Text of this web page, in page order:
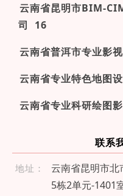
云南省昆明市BIM-
司 16
云南省普洱市专业影
云南省专业特色地图
云南省专业科研绘图
联系
地址：
云南省昆明市北
5栋2单元-1401